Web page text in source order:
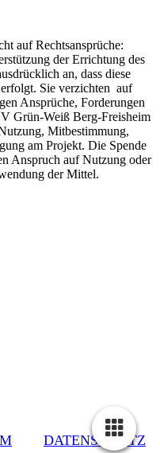
auf Rechtsansprüche:
der Errichtung des
an, dass diese
Sie verzichten auf
Ansprüche, Forderungen
Grün-Weiß Berg-Freisheim
Mitbestimmung,
am Projekt. Die Spende
Anspruch auf Nutzung oder
der Mittel.
DATENSCHUTZ